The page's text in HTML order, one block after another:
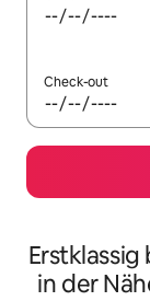
Check-out
in der